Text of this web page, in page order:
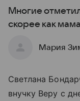
Многие
скорее как
Мария
Светлана
внучку Веру с